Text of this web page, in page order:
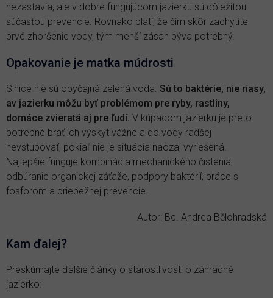
nezastavia, ale v dobre fungujúcom jazierku sú dôležitou
súčasťou prevencie. Rovnako platí, že čím skôr zachytíte
prvé zhoršenie vody, tým menší zásah býva potrebný.
Opakovanie je matka múdrosti
Sinice nie sú obyčajná zelená voda. Sú to baktérie, nie riasy,
av jazierku môžu byť problémom pre ryby, rastliny,
domáce zvieratá aj pre ľudí. V kúpacom jazierku je preto
potrebné brať ich výskyt vážne a do vody radšej
nevstupovať, pokiaľ nie je situácia naozaj vyriešená.
Najlepšie funguje kombinácia mechanického čistenia,
odbúranie organickej záťaže, podpory baktérií, práce s
fosforom a priebežnej prevencie.
Autor: Bc. Andrea Bělohradská
Kam ďalej?
Preskúmajte ďalšie články o starostlivosti o záhradné
jazierko: